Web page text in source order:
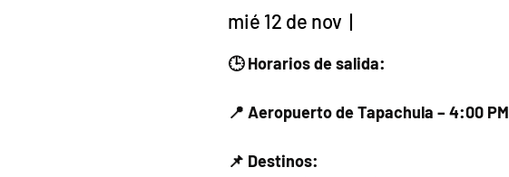
mié 12 de nov
  |
🕒 Horarios de salida:
📍 Aeropuerto de Tapachula – 4:00 PM
📌 Destinos: